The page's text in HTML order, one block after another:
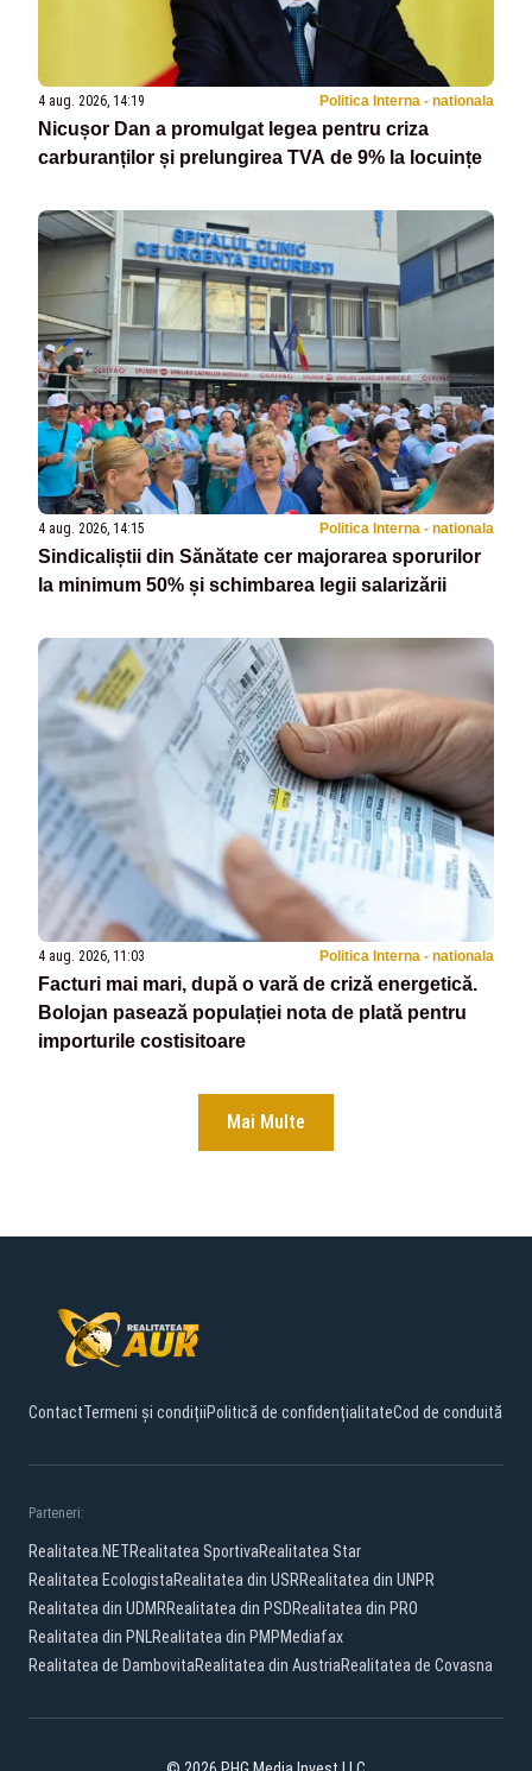
4 aug. 2026, 14:19 Politica Interna - nationala
Nicușor Dan a promulgat legea pentru criza
carburanților și prelungirea TVA de 9% la locuințe
4 aug. 2026, 14:15 Politica Interna - nationala
Sindicaliștii din Sănătate cer majorarea sporurilor
la minimum 50% și schimbarea legii salarizării
4 aug. 2026, 11:03 Politica Interna - nationala
Facturi mai mari, după o vară de criză energetică.
Bolojan pasează populației nota de plată pentru
importurile costisitoare
Mai Multe
ContactTermeni și condițiiPolitică de confidențialitateCod de conduită
Parteneri:
Realitatea.NETRealitatea SportivaRealitatea Star
Realitatea EcologistaRealitatea din USRRealitatea din UNPR
Realitatea din UDMRRealitatea din PSDRealitatea din PRO
Realitatea din PNLRealitatea din PMPMediafax
Realitatea de DambovitaRealitatea din AustriaRealitatea de Covasna